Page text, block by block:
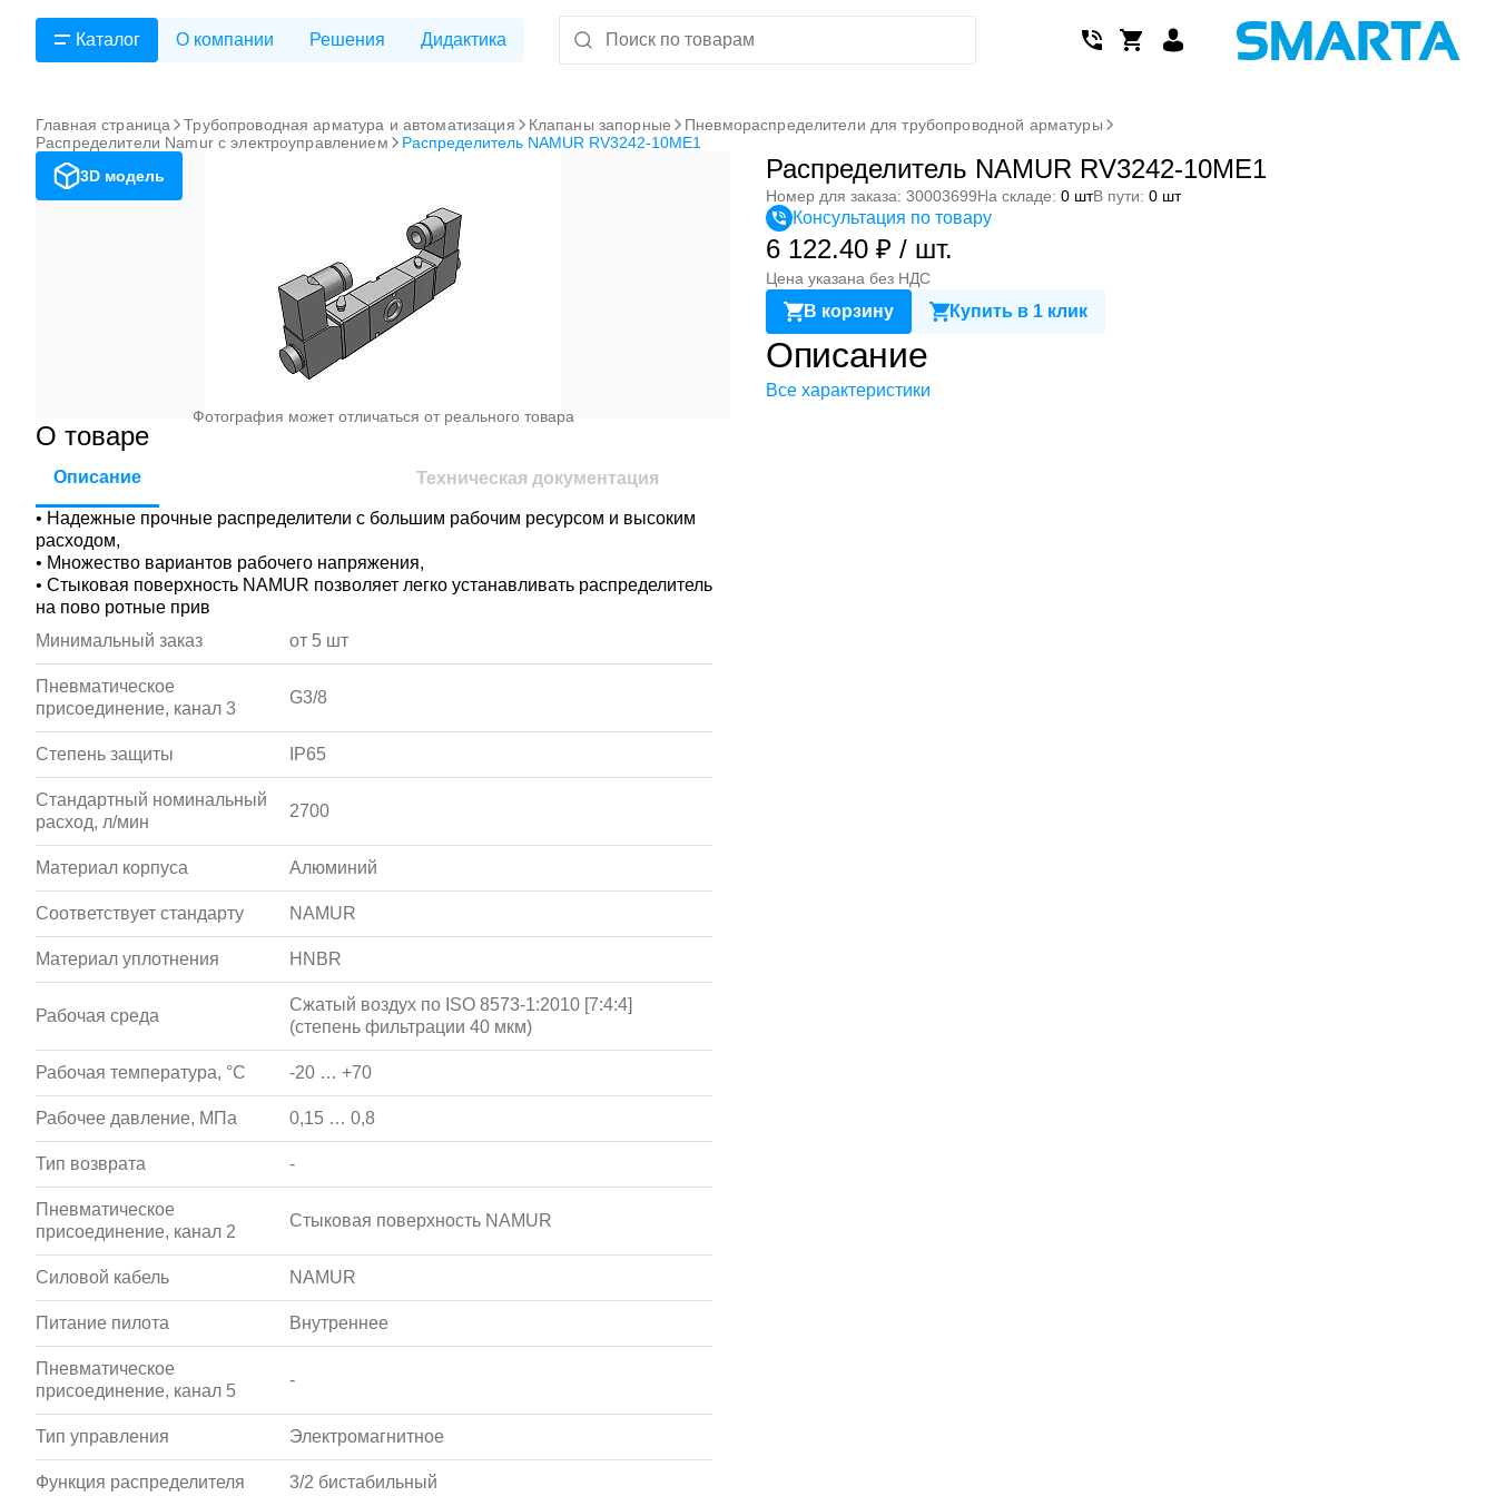
Каталог О компании Решения Дидактика
Главная страница Трубопроводная арматура и автоматизация Клапаны запорные
Пневмораспределители для трубопроводной арматуры
Распределители Namur с электроуправлением
Распределитель NAMUR RV3242-10ME1
3D модель
Фотография может отличаться от реального товара
Распределитель NAMUR RV3242-10ME1
Номер для заказа: 30003699На складе: 0 штВ пути: 0 шт
Консультация по товару
6 122.40 ₽ / шт.
Цена указана без НДС
В корзину Купить в 1 клик
Описание
Все характеристики
О товаре
Описание Техническая документация
• Надежные прочные распределители с большим рабочим ресурсом и высоким
расходом,
• Множество вариантов рабочего напряжения,
• Стыковая поверхность NAMUR позволяет легко устанавливать распределитель
на пово ротные прив
Минимальный заказ
от 5 шт
Пневматическое
присоединение, канал 3
G3/8
Степень защиты IP65
Стандартный номинальный
расход, л/мин
2700
Материал корпуса Алюминий
Соответствует стандарту NAMUR
Материал уплотнения HNBR
Рабочая среда
Сжатый воздух по ISO 8573-1:2010 [7:4:4]
(степень фильтрации 40 мкм)
Рабочая температура, °С -20 … +70
Рабочее давление, МПа 0,15 … 0,8
Тип возврата -
Пневматическое
присоединение, канал 2
Стыковая поверхность NAMUR
Силовой кабель NAMUR
Питание пилота Внутреннее
Пневматическое
присоединение, канал 5
-
Тип управления Электромагнитное
Функция распределителя 3/2 бистабильный